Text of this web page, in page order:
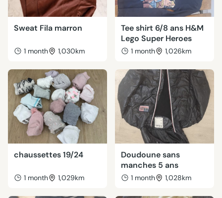
Sweat Fila marron
1 month 1,030km
Tee shirt 6/8 ans H&M
Lego Super Heroes
1 month 1,026km
chaussettes 19/24
1 month 1,029km
Doudoune sans
manches 5 ans
1 month 1,028km